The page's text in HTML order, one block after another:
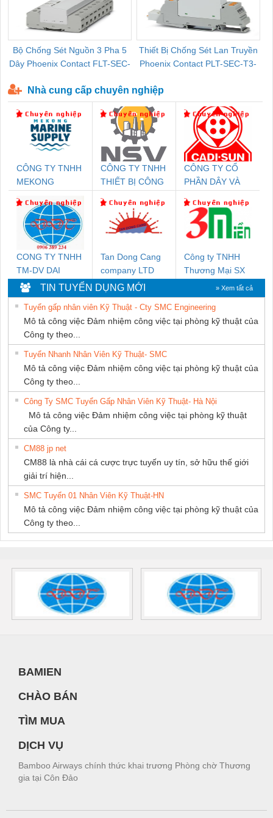
Bộ Chống Sét Nguồn 3 Pha 5
Dây Phoenix Contact FLT-SEC-
Thiết Bị Chống Sét Lan Truyền
Phoenix Contact PLT-SEC-T3-
Nhà cung cấp chuyên nghiệp
CÔNG TY TNHH
MEKONG
CÔNG TY TNHH
THIẾT BỊ CÔNG
SETSUBI VIỆT
NAM
CÔNG TY CỔ
PHẦN DÂY VÀ
THƯỢNG ĐÌNH
CONG TY TNHH
TM-DV DAI
DONG THANH
Tan Dong Cang
company LTD
Công ty TNHH
Thương Mại SX
TIN TUYỂN DỤNG MỚI » Xem tất cả
Tuyển gấp nhân viên Kỹ Thuật - Cty SMC Engineering
Mô tả công việc Đảm nhiệm công việc tại phòng kỹ thuật của
Công ty theo...
Tuyển Nhanh Nhân Viên Kỹ Thuật- SMC
Mô tả công việc Đảm nhiệm công việc tại phòng kỹ thuật của
Công ty theo...
Công Ty SMC Tuyển Gấp Nhân Viên Kỹ Thuật- Hà Nội
Mô tả công việc Đảm nhiệm công việc tại phòng kỹ thuật
của Công ty...
CM88 jp net
CM88 là nhà cái cá cược trực tuyến uy tín, sở hữu thế giới
giải trí hiện...
SMC Tuyển 01 Nhân Viên Kỹ Thuật-HN
Mô tả công việc Đảm nhiệm công việc tại phòng kỹ thuật của
Công ty theo...
BAMIEN
CHÀO BÁN
TÌM MUA
DỊCH VỤ
Bamboo Airways chính thức khai trương Phòng chờ Thương
gia tại Côn Đảo